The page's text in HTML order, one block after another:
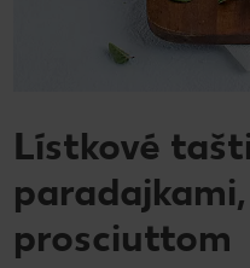
Lístkové
prosciuttom